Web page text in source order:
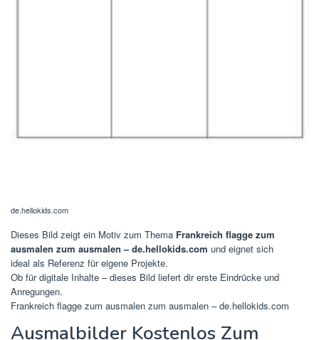
de.hellokids.com
Dieses Bild zeigt ein Motiv zum Thema Frankreich flagge zum
ausmalen zum ausmalen – de.hellokids.com und eignet sich
ideal als Referenz für eigene Projekte.
Ob für digitale Inhalte – dieses Bild liefert dir erste Eindrücke und
Anregungen.
Frankreich flagge zum ausmalen zum ausmalen – de.hellokids.com
Ausmalbilder Kostenlos Zum